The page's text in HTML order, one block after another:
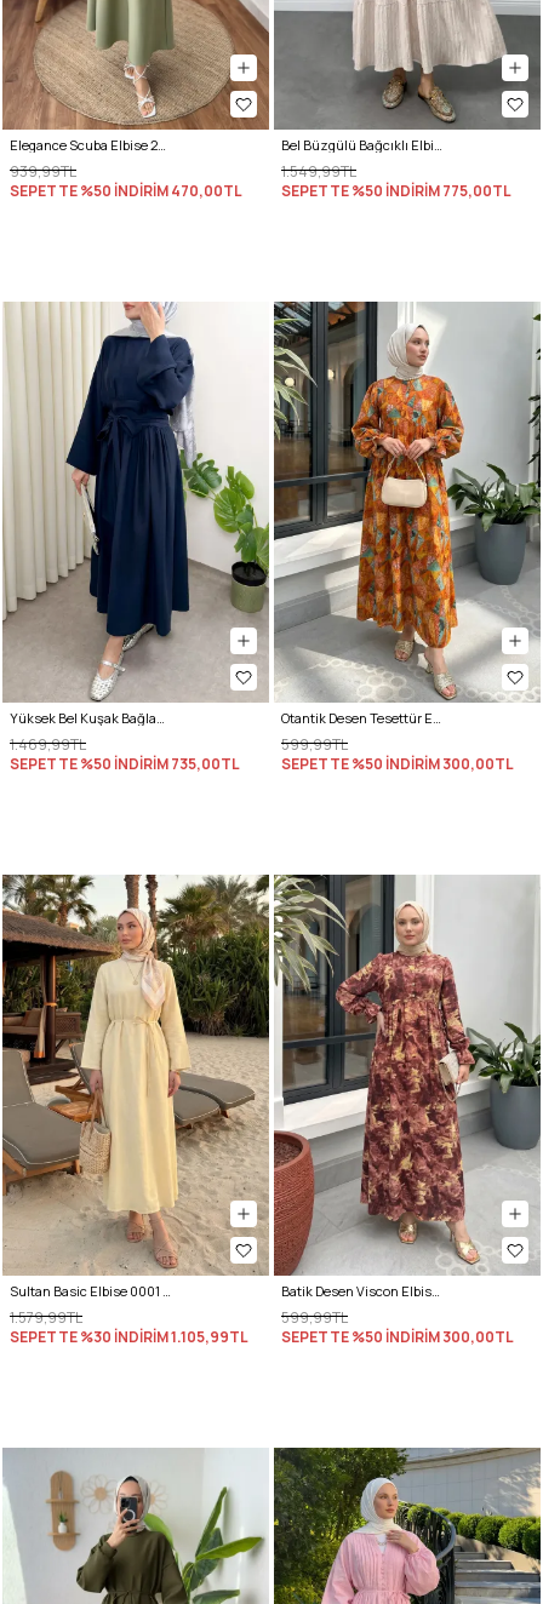
Elegance Scuba Elbise 2211 - AÇIK HAKİ
939,99TL
SEPETTE %50 İNDİRİM470,00TL
Bel Büzgülü Bağcıklı Elbise 0081 - EKRU
1.549,99TL
SEPETTE %50 İNDİRİM775,00TL
Yüksek Bel Kuşak Bağlamalı Uzun Elbise 0048 - LACİVERT
1.469,99TL
SEPETTE %50 İNDİRİM735,00TL
Otantik Desen Tesettür Elbise 2328 - KİREMİT
599,99TL
SEPETTE %50 İNDİRİM300,00TL
Sultan Basic Elbise 0001 - TEREYAĞ SARISI
1.579,99TL
SEPETTE %30 İNDİRİM1.105,99TL
Batik Desen Viscon Elbise 2310 - MERCAN
599,99TL
SEPETTE %50 İNDİRİM300,00TL